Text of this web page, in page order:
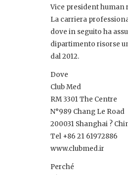
Vice president human
La carriera
dove in seguito ha
dipartimento risorse
dal 2012.
Dove
Club Med
RM 3301 The Centre
N°989 Chang Le Road
200031 Shanghai ?
Tel +86 21 61972886
www.clubmed.ir
Perché